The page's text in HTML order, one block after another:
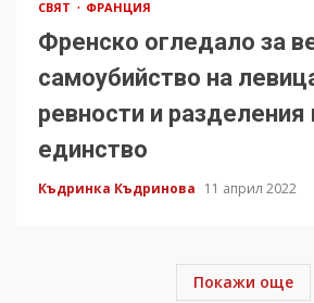
СВЯТ ФРАНЦИЯ
Френско огледало за
самоубийство на
ревности и разделения
единство
Къдринка Къдринова 11 април 2022
Покажи още